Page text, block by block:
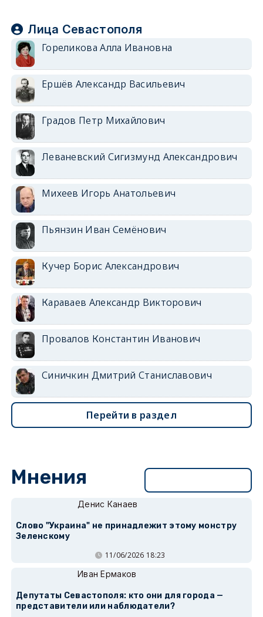
Лица Севастополя
Гореликова Алла Ивановна
Ершёв Александр Васильевич
Градов Петр Михайлович
Леваневский Сигизмунд Александрович
Михеев Игорь Анатольевич
Пьянзин Иван Семёнович
Кучер Борис Александрович
Караваев Александр Викторович
Провалов Константин Иванович
Синичкин Дмитрий Станиславович
Перейти в раздел
Мнения
Денис Канаев
Слово "Украина" не принадлежит этому монстру
Зеленскому
11/06/2026 18:23
Иван Ермаков
Депутаты Севастополя: кто они для города —
представители или наблюдатели?